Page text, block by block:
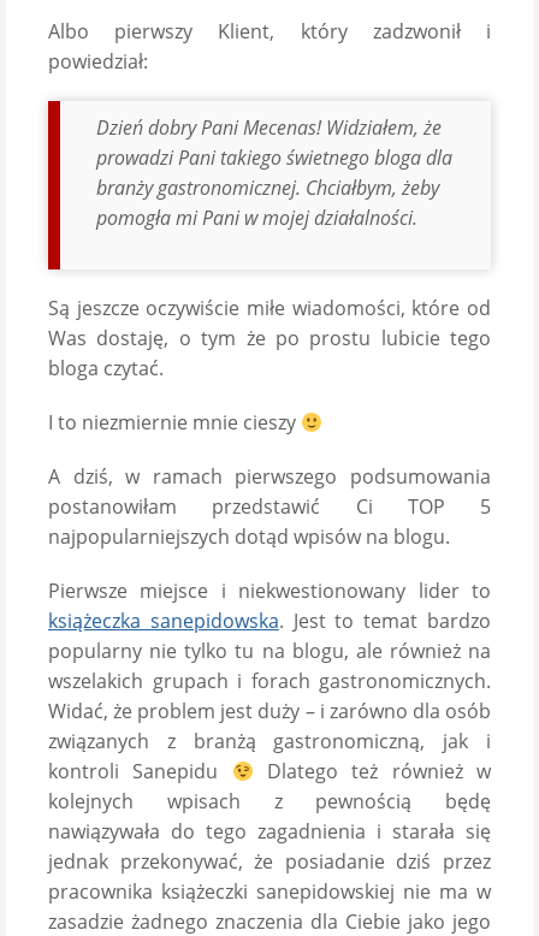
Albo pierwszy Klient, który zadzwonił i
powiedział:
Dzień dobry Pani Mecenas! Widziałem, że
prowadzi Pani takiego świetnego bloga dla
branży gastronomicznej. Chciałbym, żeby
pomogła mi Pani w mojej działalności.
Są jeszcze oczywiście miłe wiadomości, które od
Was dostaję, o tym że po prostu lubicie tego
bloga czytać.
I to niezmiernie mnie cieszy
A dziś, w ramach pierwszego podsumowania
postanowiłam przedstawić Ci TOP 5
najpopularniejszych dotąd wpisów na blogu.
Pierwsze miejsce i niekwestionowany lider to
książeczka sanepidowska. Jest to temat bardzo
popularny nie tylko tu na blogu, ale również na
wszelakich grupach i forach gastronomicznych.
Widać, że problem jest duży – i zarówno dla osób
związanych z branżą gastronomiczną, jak i
kontroli Sanepidu
Dlatego też również w
kolejnych wpisach z pewnością będę
nawiązywała do tego zagadnienia i starała się
jednak przekonywać, że posiadanie dziś przez
pracownika książeczki sanepidowskiej nie ma w
zasadzie żadnego znaczenia dla Ciebie jako jego